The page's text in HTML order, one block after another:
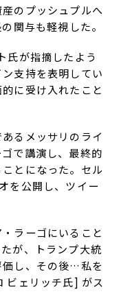
のプッシュプルへ
関与も軽視した。
氏が指摘したよう
支持を表明してい
に受け入れたこと
るメッサリのライ
で講演し、最終的
とになった。セル
を公開し、ツイー
ラーゴにいること
が、トランプ大統
価し、その後…私を
ビェリッチ氏] がス